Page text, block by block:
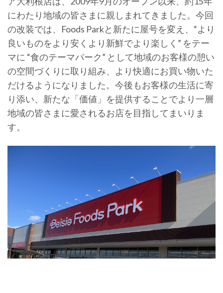
にわたり地域の皆さまに親しまれてきました。今回
の改装では、Foods Parkと新たに屋号を変え、“より
良いものをより安くより新鮮でより楽しく” をテー
マに “食のテーマパーク” として地域のお客様の憩い
の空間づくりに取り組み、より快適にお買い物いた
だけるようになりました。今後もお客様の生活に寄
り添い、新たな「価値」を提供することでより一層
地域の皆さまに愛されるお店を目指してまいりま
す。